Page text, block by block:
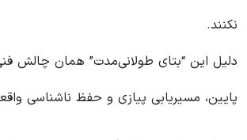
نکنند.
دلیل این “بتای طولانی‌مدت” همان چالش
پایین، مسیریابی پیازی و حفظ ناشناسی